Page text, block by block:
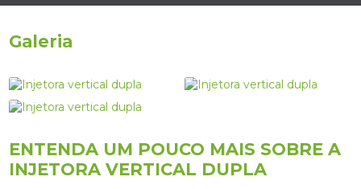
Galeria
ENTENDA UM POUCO MAIS SOBRE A
INJETORA VERTICAL DUPLA